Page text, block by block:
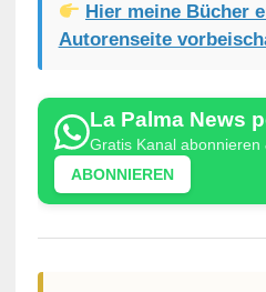
Hier meine Bücher
Autorenseite
La Palma News
Gratis Kanal abonnieren
ABONNIEREN